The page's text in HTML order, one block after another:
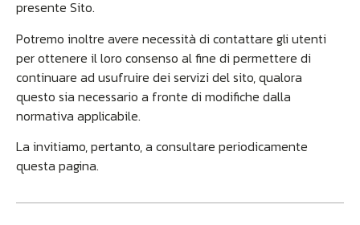
presente Sito.
Potremo inoltre avere necessità di contattare gli utenti
per ottenere il loro consenso al fine di permettere di
continuare ad usufruire dei servizi del sito, qualora
questo sia necessario a fronte di modifiche dalla
normativa applicabile.
La invitiamo, pertanto, a consultare periodicamente
questa pagina.